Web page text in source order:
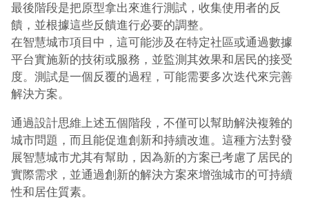
最後階段是把原型拿出來進行測試，收集使用者的反
饋，並根據這些反饋進行必要的調整。
在智慧城市項目中，這可能涉及在特定社區或通過數據
平台實施新的技術或服務，並監測其效果和居民的接受
度。測試是一個反覆的過程，可能需要多次迭代來完善
解決方案。
通過設計思維上述五個階段，不僅可以幫助解決複雜的
城市問題，而且能促進創新和持續改進。這種方法對發
展智慧城市尤其有幫助，因為新的方案已考慮了居民的
實際需求，並通過創新的解決方案來增強城市的可持續
性和居住質素。